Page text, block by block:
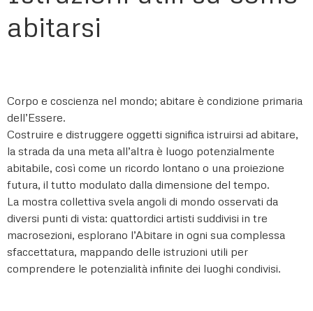
abitarsi
Corpo e coscienza nel mondo; abitare è condizione primaria
dell’Essere.
Costruire e distruggere oggetti significa istruirsi ad abitare,
la strada da una meta all’altra è luogo potenzialmente
abitabile, così come un ricordo lontano o una proiezione
futura, il tutto modulato dalla dimensione del tempo.
La mostra collettiva svela angoli di mondo osservati da
diversi punti di vista: quattordici artisti suddivisi in tre
macrosezioni, esplorano l’Abitare in ogni sua complessa
sfaccettatura, mappando delle istruzioni utili per
comprendere le potenzialità infinite dei luoghi condivisi.